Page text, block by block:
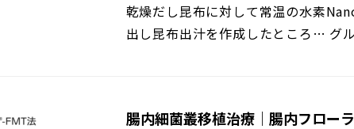
乾燥だし昆布に対して常温の水素
出し昆布出汁を作成したところ… グ
腸内細菌叢移植治療｜腸内フロー